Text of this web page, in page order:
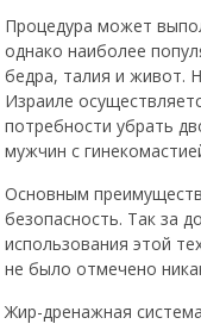
Процедура может
однако наиболее
бедра, талия и живот.
Израиле
потребности убрать
мужчин с
Основным
безопасность. Так за
использования этой
не было отмечено
Жир-дренажная